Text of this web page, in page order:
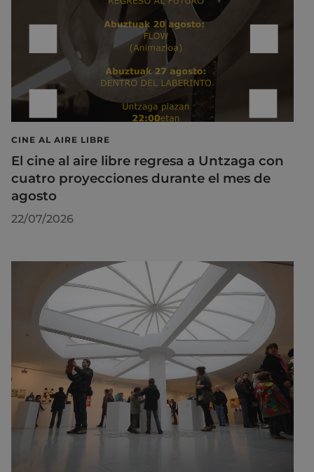
CINE AL AIRE LIBRE
El cine al aire libre regresa a Untzaga con
cuatro proyecciones durante el mes de
agosto
22/07/2026